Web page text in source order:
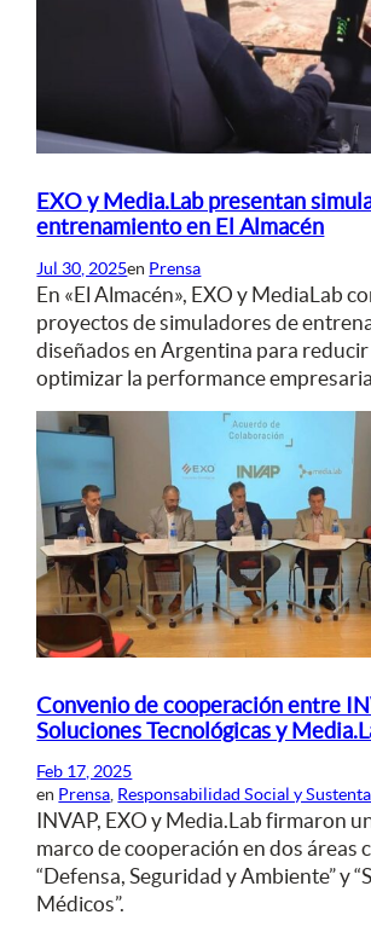
EXO y Media.Lab presentan
entrenamiento en El Almacén
Jul 30, 2025en Prensa
En «El Almacén», EXO y MediaLab
proyectos de simuladores de
diseñados en Argentina para
optimizar la performance
Convenio de cooperación entre
Soluciones Tecnológicas y
Feb 17, 2025
en Prensa, Responsabilidad Social y
INVAP, EXO y Media.Lab firmaron
marco de cooperación en dos áreas
“Defensa, Seguridad y Ambiente” y
Médicos”.